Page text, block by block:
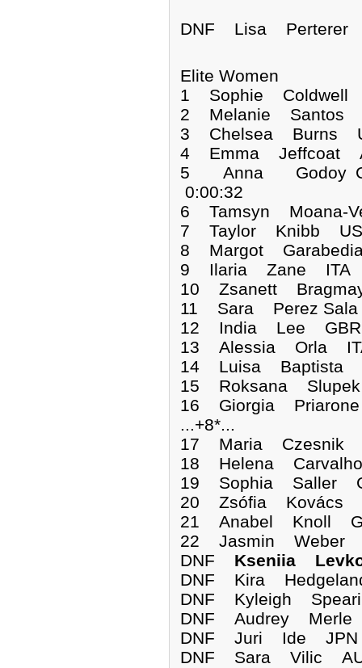
DNF Lisa
Elite Women
1 Sophie
2 Melanie Santos
3 Chelsea Burns
4 Emma Jeffcoat
5 Anna Godoy
0:00:32
6 Tamsyn Moana-
7 Taylor Knibb
8 Margot
9 Ilaria Zane ITA
10 Zsanett
11 Sara Perez
12 India Lee
13 Alessia Orla
14 Luisa Baptista
15 Roksana
16 Giorgia
...+8*...
17 Maria Czesnik
18 Helena
19 Sophia Saller
20 Zsófia Kovács
21 Anabel Knoll
22 Jasmin Weber
DNF Kseniia
DNF Kira
DNF Kyleigh
DNF Audrey
DNF Juri Ide
DNF Sara Vilic